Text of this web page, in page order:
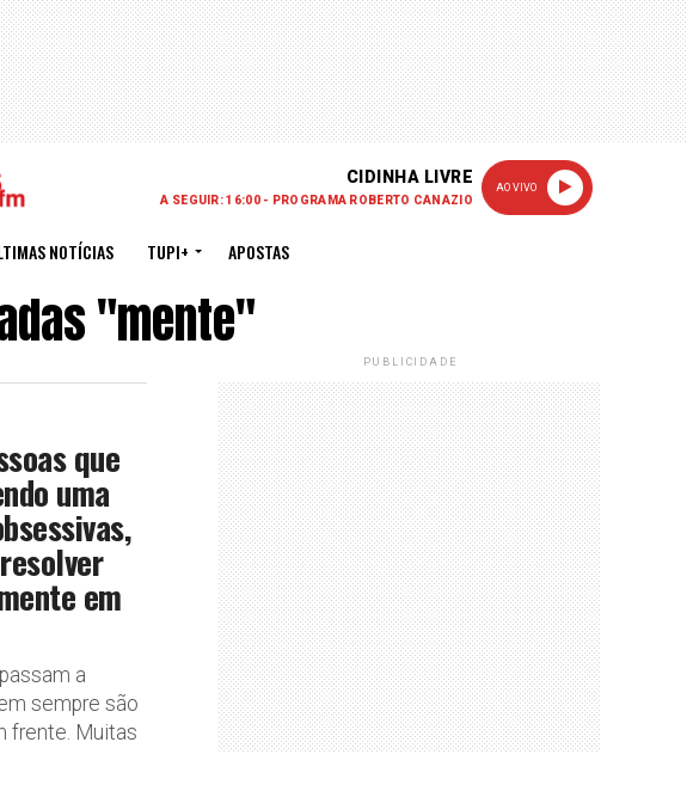
CIDINHA LIVRE
A SEGUIR: 16:00 - PROGRAMA ROBERTO CANAZIO
AO VIVO
NOTÍCIAS TUPI+ APOSTAS
"mente"
que
uma
em
a
sempre são
frente. Muitas
PUBLICIDADE